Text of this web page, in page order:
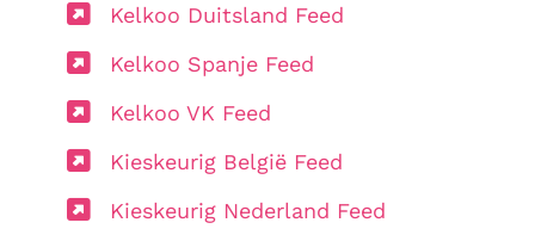
Kelkoo Duitsland Feed
Kelkoo Spanje Feed
Kelkoo VK Feed
Kieskeurig België Feed
Kieskeurig Nederland Feed